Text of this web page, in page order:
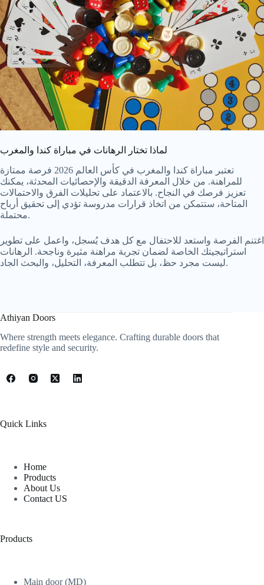
لماذا تختار الرهانات في مباراة كندا والمغرب
تعتبر مباراة كندا والمغرب في كأس العالم 2026 فرصة ممتازة
للمراهنة. من خلال المعرفة الدقيقة والإحصائيات المحدثة، يمكنك
تعزيز فرصك في النجاح. بالاعتماد على تحليلات الفرق والاحتمالات
المتاحة، ستتمكن من اتخاذ قرارات مدروسة تؤدي إلى تحقيق أرباح
محتملة.
اغتنم الفرصة واستعد للاحتفال مع كل هدف يُسجل، واعمل على تطوير
استراتيجيتك الخاصة لضمان تجربة مراهنة مثيرة وناجحة. الرهانات
ليست مجرد حظ، بل تتطلب المعرفة، التحليل، والبحث الجاد.
Athiyan Doors
Where strength meets elegance. Crafting durable doors that
redefine style and security.
Quick Links
Home
Products
About Us
Contact US
Products
Main door (MD)